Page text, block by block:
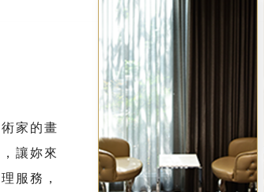
家的畫
讓妳來
服務，